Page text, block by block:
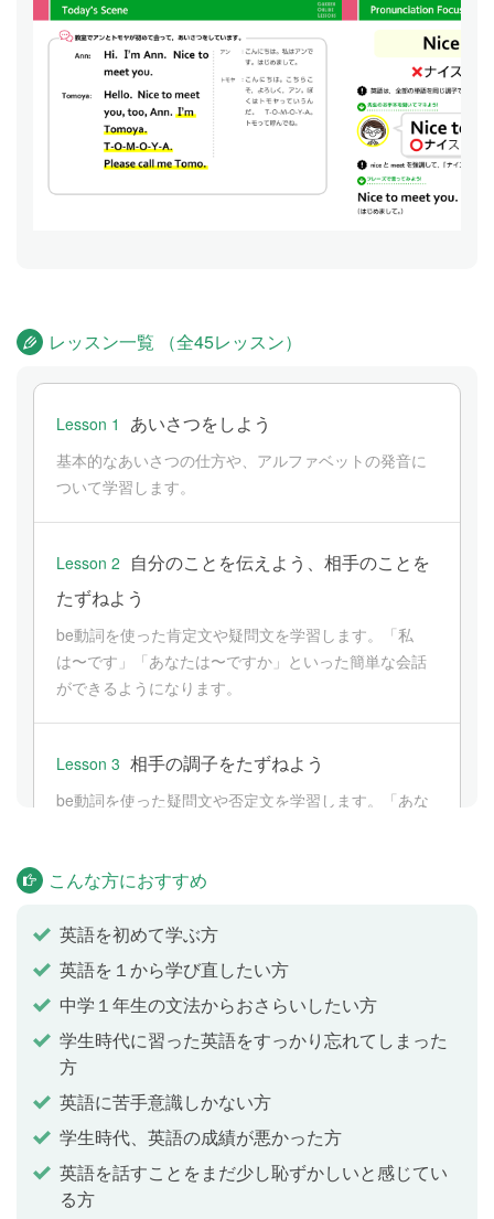
レッスン一覧 （全45レッスン）
Lesson 1 あいさつをしよう
基本的なあいさつの仕方や、アルファベットの発音に
ついて学習します。
Lesson 2 自分のことを伝えよう、相手のことを
たずねよう
be動詞を使った肯定文や疑問文を学習します。「私
は〜です」「あなたは〜ですか」といった簡単な会話
ができるようになります。
Lesson 3 相手の調子をたずねよう
be動詞を使った疑問文や否定文を学習します。「あな
す。
Lesson 4 リーディング
In science class, Jane noticed a new student and she
talked to him.
Lesson 5 テスト
Lesson 1〜4 の内容をおさらいします。
Lesson 6
こんな方におすすめ
英語を初めて学ぶ方
英語を１から学び直したい方
中学１年生の文法からおさらいしたい方
学生時代に習った英語をすっかり忘れてしまった
方
英語に苦手意識しかない方
学生時代、英語の成績が悪かった方
英語を話すことをまだ少し恥ずかしいと感じてい
る方